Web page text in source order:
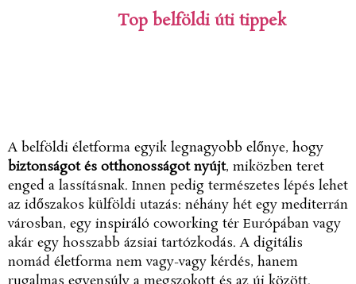
Top belföldi úti tippek
A belföldi életforma egyik legnagyobb előnye, hogy
biztonságot és otthonosságot nyújt, miközben teret
enged a lassításnak. Innen pedig természetes lépés lehet
az időszakos külföldi utazás: néhány hét egy mediterrán
városban, egy inspiráló coworking tér Európában vagy
akár egy hosszabb ázsiai tartózkodás. A digitális
nomád életforma nem vagy-vagy kérdés, hanem